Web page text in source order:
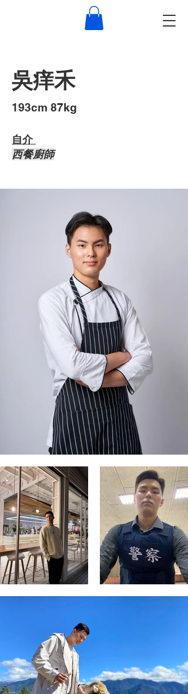
吳痒禾
193cm 87kg
自介 ​
西餐廚師